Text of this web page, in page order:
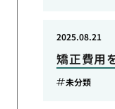
矯正費用
2025.08.21
未分類